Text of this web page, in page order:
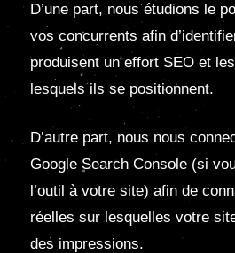
D’une part, nous étudions le
vos concurrents afin
produisent un effort SEO et
lesquels ils se positionnent.
D’autre part, nous nous
Google Search Console (si
l’outil à votre site) afin de
réelles sur lesquelles votre
des impressions.